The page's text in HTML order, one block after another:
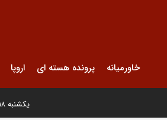
خاورمیانه پرونده هسته ای اروپا
یکشنبه ۱۸ مرداد ۱۴۰۵